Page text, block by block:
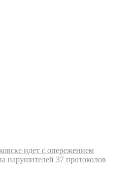
идет с опережением
нарушителей 37 протоколов